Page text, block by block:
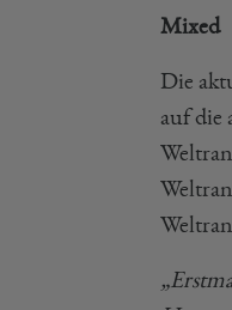
Mixed
Die
auf die